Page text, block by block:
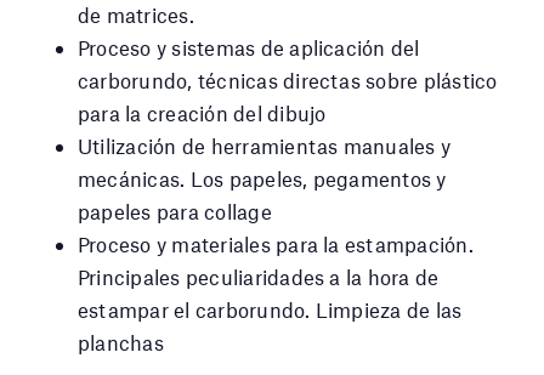
de matrices.
Proceso y sistemas de aplicación del
carborundo, técnicas directas sobre plástico
para la creación del dibujo
Utilización de herramientas manuales y
mecánicas. Los papeles, pegamentos y
papeles para collage
Proceso y materiales para la estampación.
Principales peculiaridades a la hora de
estampar el carborundo. Limpieza de las
planchas